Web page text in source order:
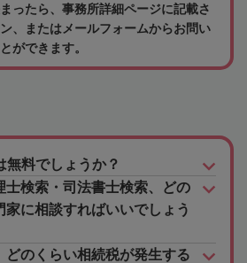
ったら、事務所詳細ページに記載さ
、またはメールフォームからお問い
ができます。
無料でしょうか？
士検索・司法書士検索、どの
家に相談すればいいでしょう
どのくらい相続税が発生する